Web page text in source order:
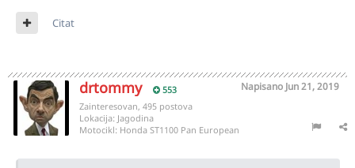
Citat
drtommy 553 Napisano Jun 21, 2019
Zainteresovan, 495 postova
Lokacija: Jagodina
Motocikl: Honda ST1100 Pan European